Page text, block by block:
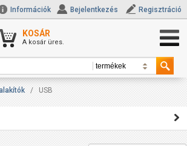
Információk Bejelentkezés Regisztráció
KOSÁR
A kosár üres.
/ USB